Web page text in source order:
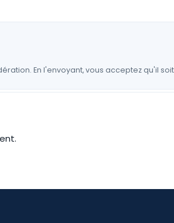
En l'envoyant, vous acceptez qu'il